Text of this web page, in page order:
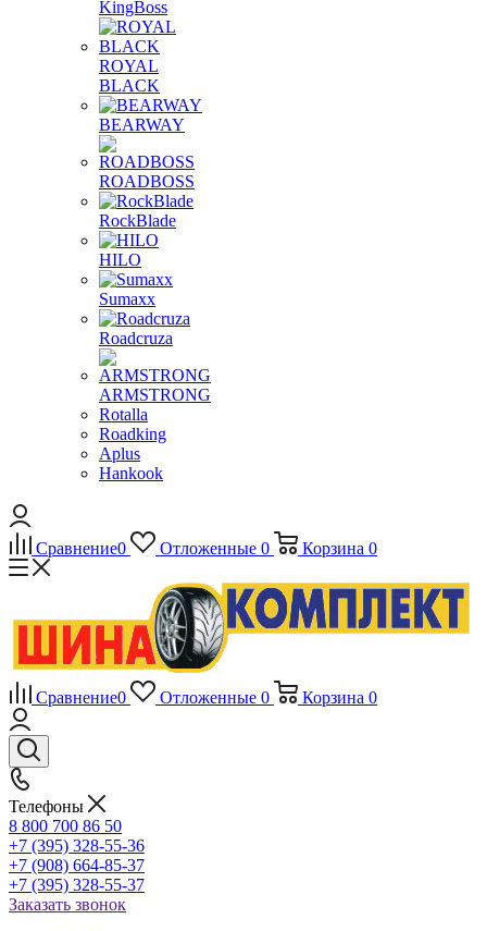
KingBoss
ROYAL
BLACK
BEARWAY
ROADBOSS
RockBlade
HILO
Sumaxx
Roadcruza
ARMSTRONG
Rotalla
Roadking
Aplus
Hankook
Сравнение0 Отложенные 0 Корзина 0
Сравнение0 Отложенные 0 Корзина 0
Телефоны
8 800 700 86 50
+7 (395) 328-55-36
+7 (908) 664-85-37
+7 (395) 328-55-37
Заказать звонок